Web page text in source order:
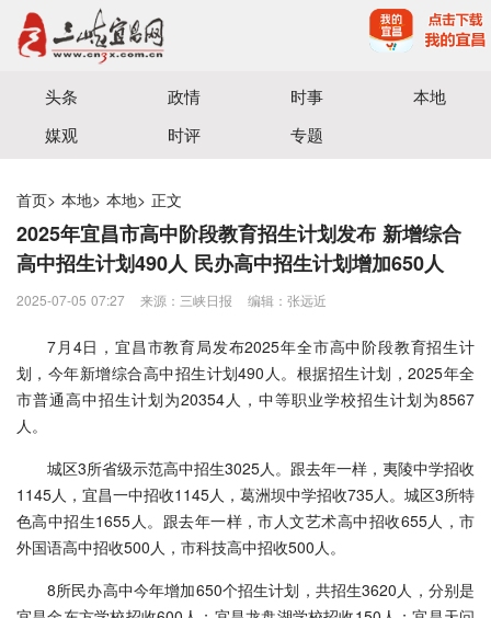
宜昌三峡融媒体中心主办
头条 政情 时事
本地
媒观
时评 专题
首页> 本地> 本地> 正文
2025年宜昌市高中阶段教育招生计划发布 新增综合
高中招生计划490人 民办高中招生计划增加650人
2025-07-05 07:27 来源：三峡日报 编辑：张远近
7月4日，宜昌市教育局发布2025年全市高中阶段教育招生计
划，今年新增综合高中招生计划490人。根据招生计划，2025年全
市普通高中招生计划为20354人，中等职业学校招生计划为8567
人。
城区3所省级示范高中招生3025人。跟去年一样，夷陵中学招收
1145人，宜昌一中招收1145人，葛洲坝中学招收735人。城区3所特
色高中招生1655人。跟去年一样，市人文艺术高中招收655人，市
外国语高中招收500人，市科技高中招收500人。
8所民办高中今年增加650个招生计划，共招生3620人，分别是